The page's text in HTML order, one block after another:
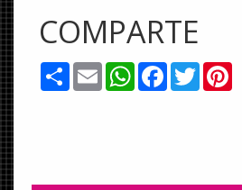
COMPARTE
ShareEmailWhatsApp
Facebook
Twitter